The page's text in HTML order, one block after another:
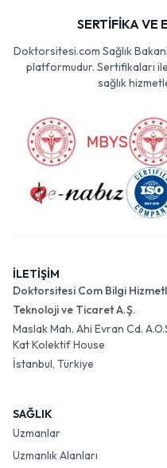
SERTİFİKA VE
Doktorsitesi.com Sağlık
platformudur. Sertifikaları
sağlık
İLETİŞİM
Doktorsitesi Com Bilgi
Teknoloji ve Ticaret A.Ş.
Maslak Mah. Ahi Evran Cd.
Kat Kolektif House
İstanbul, Türkiye
SAĞLIK
Uzmanlar
Uzmanlık Alanları